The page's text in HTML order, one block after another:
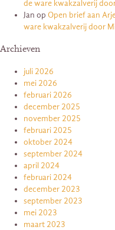
de ware kwakzalverij
Jan op Open brief aan
ware kwakzalverij door
Archieven
juli 2026
mei 2026
februari 2026
december 2025
november 2025
februari 2025
oktober 2024
september 2024
april 2024
februari 2024
december 2023
september 2023
mei 2023
maart 2023